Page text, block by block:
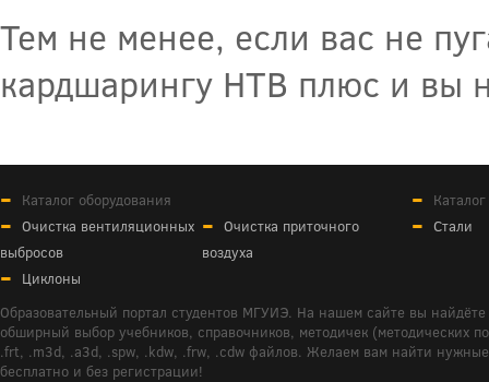
Тем не менее, если вас не
кардшарингу НТВ плюс и вы
Каталог оборудования
Очистка вентиляционных
выбросов
Очистка приточного
воздуха
Циклоны
Стали
Образовательный портал студентов МГУИЭ. На нашем сайте вы
обширный выбор учебников, справочников, методичек (методических
.frt, .m3d, .a3d, .spw, .kdw, .frw, .cdw файлов. Желаем вам найти
бесплатно и без регистрации!